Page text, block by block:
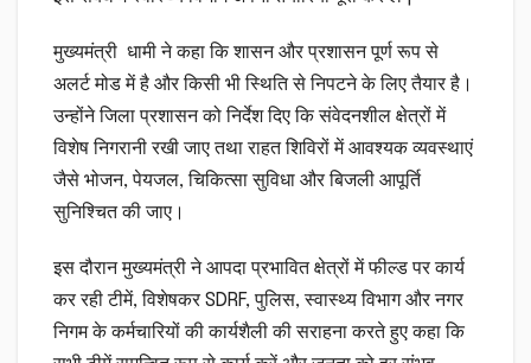
मुख्यमंत्री धामी ने कहा कि शासन और प्रशासन पूर्ण रूप से
अलर्ट मोड में है और किसी भी स्थिति से निपटने के लिए तैयार है।
उन्होंने जिला प्रशासन को निर्देश दिए कि संवेदनशील क्षेत्रों में
विशेष निगरानी रखी जाए तथा राहत शिविरों में आवश्यक व्यवस्थाएं
जैसे भोजन, पेयजल, चिकित्सा सुविधा और बिजली आपूर्ति
सुनिश्चित की जाए।
इस दौरान मुख्यमंत्री ने आपदा प्रभावित क्षेत्रों में फील्ड पर कार्य
कर रही टीमें, विशेषकर SDRF, पुलिस, स्वास्थ्य विभाग और नगर
निगम के कर्मचारियों की कार्यशैली की सराहना करते हुए कहा कि